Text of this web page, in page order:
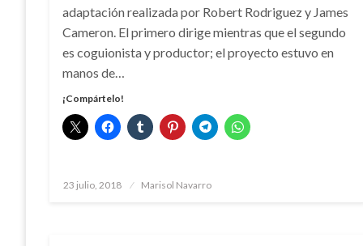
adaptación realizada por Robert Rodriguez y James
Cameron. El primero dirige mientras que el segundo
es coguionista y productor; el proyecto estuvo en
manos de…
¡Compártelo!
Publicado
23 julio, 2018 Marisol Navarro